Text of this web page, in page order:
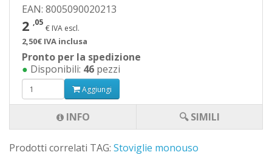
EAN: 8005090020213
2 ,05
€ IVA escl.
2,50€ IVA inclusa
Pronto per la spedizione
● Disponibili: 46 pezzi
Aggiungi
INFO 🔍 SIMILI
Prodotti correlati TAG: Stoviglie monouso